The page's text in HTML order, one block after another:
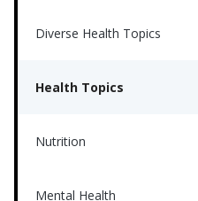
Diverse Health Topics
Health Topics
Nutrition
Mental Health